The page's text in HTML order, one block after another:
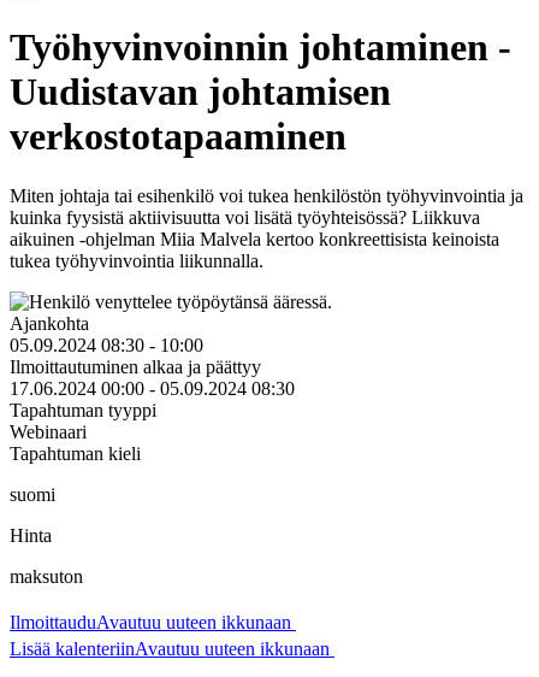
Työhyvinvoinnin johtaminen -
Uudistavan johtamisen
verkostotapaaminen
Miten johtaja tai esihenkilö voi tukea henkilöstön työhyvinvointia ja
kuinka fyysistä aktiivisuutta voi lisätä työyhteisössä? Liikkuva
aikuinen -ohjelman Miia Malvela kertoo konkreettisista keinoista
tukea työhyvinvointia liikunnalla.
Ajankohta
05.09.2024 08:30 - 10:00
Ilmoittautuminen alkaa ja päättyy
17.06.2024 00:00 - 05.09.2024 08:30
Tapahtuman tyyppi
Webinaari
Tapahtuman kieli
suomi
Hinta
maksuton
IlmoittauduAvautuu uuteen ikkunaan
Lisää kalenteriinAvautuu uuteen ikkunaan